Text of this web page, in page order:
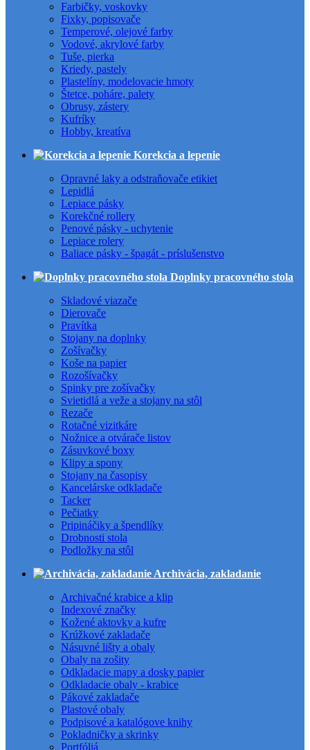
Farbičky, voskovky
Fixky, popisovače
Temperové, olejové farby
Vodové, akrylové farby
Tuše, pierka
Kriedy, pastely
Plastelíny, modelovacie hmoty
Štetce, poháre, palety
Obrusy, zástery
Kufríky
Hobby, kreatíva
Korekcia a lepenie
Opravné laky a odstraňovače etikiet
Lepidlá
Lepiace pásky
Korekčné rollery
Penové pásky - uchytenie
Lepiace rolery
Baliace pásky - špagát - príslušenstvo
Doplnky pracovného stola
Skladové viazače
Dierovače
Pravítka
Stojany na doplnky
Zošívačky
Koše na papier
Rozošívačky
Spinky pre zošívačky
Svietidlá a veže a stojany na stôl
Rezače
Rotačné vizitkáre
Nožnice a otvárače listov
Zásuvkové boxy
Klipy a spony
Stojany na časopisy
Kancelárske odkladače
Tacker
Pečiatky
Pripináčiky a špendlíky
Drobnosti stola
Podložky na stôl
Archivácia, zakladanie
Archivačné krabice a klip
Indexové značky
Kožené aktovky a kufre
Krúžkové zakladače
Násuvné lišty a obaly
Obaly na zošity
Odkladacie mapy a dosky papier
Odkladacie obaly - krabice
Pákové zakladače
Plastové obaly
Podpisové a katalógove knihy
Pokladničky a skrinky
Portfóliá